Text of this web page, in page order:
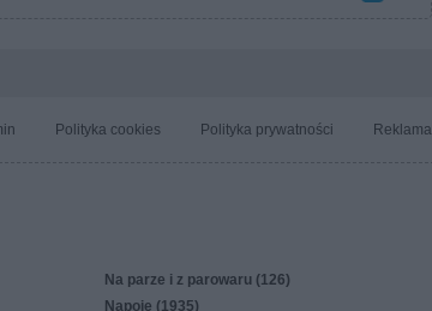
Polityka cookies Polityka prywatności Reklama
Na parze i z parowaru (126)
Napoje (1935)